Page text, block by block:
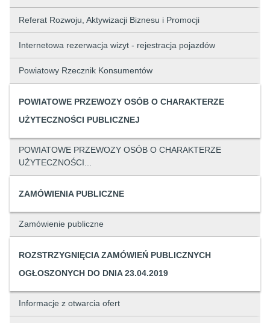
Referat Rozwoju, Aktywizacji Biznesu i Promocji
Internetowa rezerwacja wizyt - rejestracja pojazdów
Powiatowy Rzecznik Konsumentów
POWIATOWE PRZEWOZY OSÓB O CHARAKTERZE
UŻYTECZNOŚCI PUBLICZNEJ
POWIATOWE PRZEWOZY OSÓB O CHARAKTERZE
UŻYTECZNOŚCI...
ZAMÓWIENIA PUBLICZNE
Zamówienie publiczne
ROZSTRZYGNIĘCIA ZAMÓWIEŃ PUBLICZNYCH
OGŁOSZONYCH DO DNIA 23.04.2019
Informacje z otwarcia ofert